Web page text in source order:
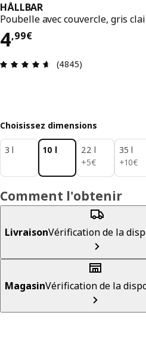
HÅLLBAR
Poubelle avec couvercle, gris
4,99€
4,99€
Évaluation: 4.6 sur
(4845)
Choisissez dimensions
3 l 10 l
22 l
+5€
5€
35 l
+10€
10€
Comment l'obtenir
LivraisonVérification de la
MagasinVérification de la